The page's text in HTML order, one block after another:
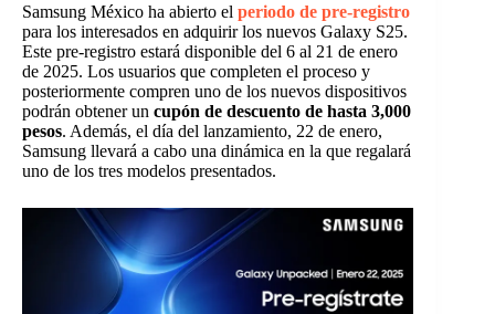
Samsung México ha abierto el periodo de pre-registro
para los interesados en adquirir los nuevos Galaxy S25.
Este pre-registro estará disponible del 6 al 21 de enero
de 2025. Los usuarios que completen el proceso y
posteriormente compren uno de los nuevos dispositivos
podrán obtener un cupón de descuento de hasta 3,000
pesos. Además, el día del lanzamiento, 22 de enero,
Samsung llevará a cabo una dinámica en la que regalará
uno de los tres modelos presentados.